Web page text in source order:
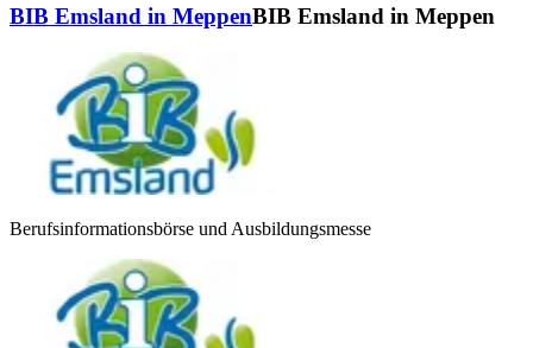
BIB Emsland in MeppenBIB Emsland in Meppen
Berufsinformationsbörse und Ausbildungsmesse